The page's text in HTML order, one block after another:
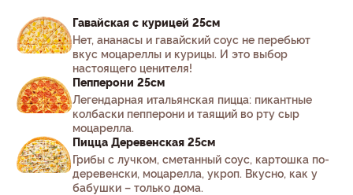
Гавайская с курицей 25см
Нет, ананасы и гавайский соус не перебьют
вкус моцареллы и курицы. И это выбор
настоящего ценителя!
Пепперони 25см
Легендарная итальянская пицца: пикантные
колбаски пепперони и таящий во рту сыр
моцарелла.
Пицца Деревенская 25см
Грибы с лучком, сметанный соус, картошка по-
деревенски, моцарелла, укроп. Вкусно, как у
бабушки – только дома.